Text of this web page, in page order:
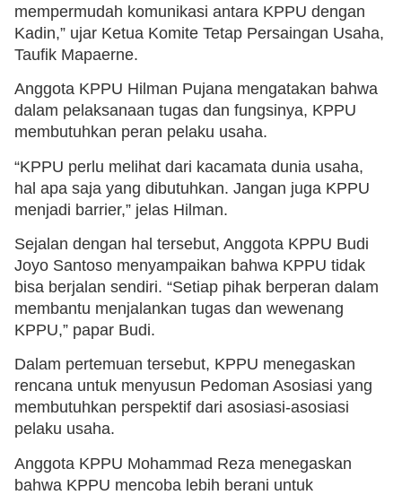
mempermudah komunikasi antara KPPU dengan
Kadin,” ujar Ketua Komite Tetap Persaingan Usaha,
Taufik Mapaerne.
Anggota KPPU Hilman Pujana mengatakan bahwa
dalam pelaksanaan tugas dan fungsinya, KPPU
membutuhkan peran pelaku usaha.
“KPPU perlu melihat dari kacamata dunia usaha,
hal apa saja yang dibutuhkan. Jangan juga KPPU
menjadi barrier,” jelas Hilman.
Sejalan dengan hal tersebut, Anggota KPPU Budi
Joyo Santoso menyampaikan bahwa KPPU tidak
bisa berjalan sendiri. “Setiap pihak berperan dalam
membantu menjalankan tugas dan wewenang
KPPU,” papar Budi.
Dalam pertemuan tersebut, KPPU menegaskan
rencana untuk menyusun Pedoman Asosiasi yang
membutuhkan perspektif dari asosiasi-asosiasi
pelaku usaha.
Anggota KPPU Mohammad Reza menegaskan
bahwa KPPU mencoba lebih berani untuk